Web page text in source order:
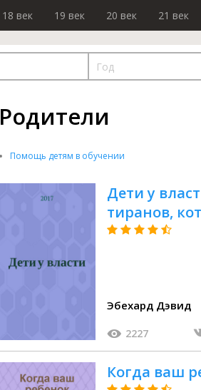
18 век 19 век 20 век 21 век
Родители
Помощь детям в обучении
Дети у
тиранов,
Эбехард Дэвид
2227
Когда ваш